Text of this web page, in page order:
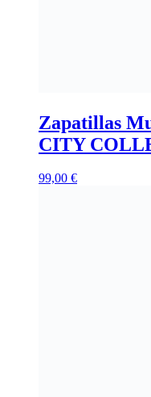
Zapatillas
CITY
99,00 €